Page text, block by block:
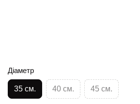
Діаметр
35 см. 40 см. 45 см.